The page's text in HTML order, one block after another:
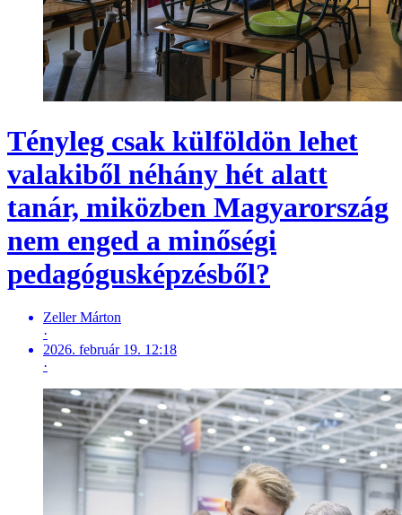
Tényleg csak külföldön lehet
valakiből néhány hét alatt
tanár, miközben Magyarország
nem enged a minőségi
pedagógusképzésből?
Zeller Márton
·
2026. február 19. 12:18
·